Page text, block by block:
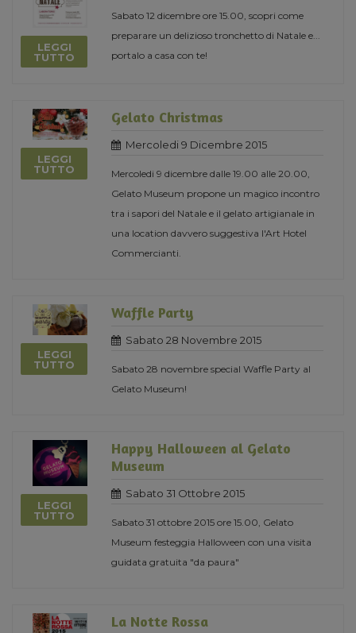
LEGGI
TUTTO
Sabato 12 dicembre ore 15.00, scopri come
preparare un delizioso tronchetto di Natale e...
portalo a casa con te!
LEGGI
TUTTO
Gelato Christmas
Mercoledi 9 Dicembre 2015
Mercoledi 9 dicembre dalle 19.00 alle 20.00,
Gelato Museum propone un magico incontro
tra i sapori del Natale e il gelato artigianale in
una location davvero suggestiva l'Art Hotel
Commercianti.
LEGGI
TUTTO
Waffle Party
Sabato 28 Novembre 2015
Sabato 28 novembre special Waffle Party al
Gelato Museum!
LEGGI
TUTTO
Happy Halloween al Gelato
Museum
Sabato 31 Ottobre 2015
Sabato 31 ottobre 2015 ore 15.00, Gelato
Museum festeggia Halloween con una visita
guidata gratuita "da paura"
La Notte Rossa